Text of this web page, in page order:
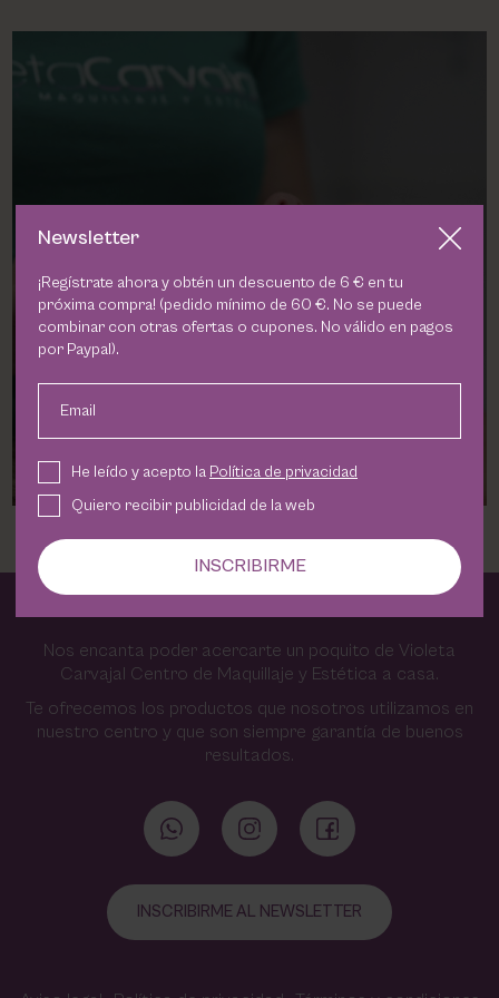
Nos encanta poder acercarte un poquito de Violeta
Carvajal Centro de Maquillaje y Estética a casa.
Te ofrecemos los productos que nosotros utilizamos en
nuestro centro y que son siempre garantía de buenos
resultados.
INSCRIBIRME AL NEWSLETTER
Newsletter
¡Regístrate ahora y obtén un descuento de 6 € en tu
próxima compra! (pedido mínimo de 60 €. No se puede
combinar con otras ofertas o cupones. No válido en pagos
por Paypal).
Email
He leído y acepto la Política de privacidad
Quiero recibir publicidad de la web
INSCRIBIRME